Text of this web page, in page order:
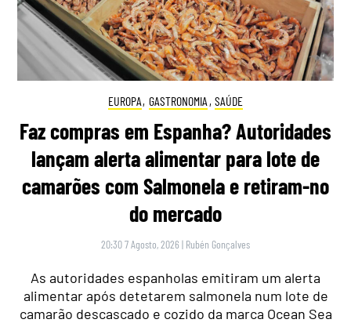
EUROPA, GASTRONOMIA , SAÚDE
Faz compras em Espanha? Autoridades
lançam alerta alimentar para lote de
camarões com Salmonela e retiram-no
do mercado
20:30 7 Agosto, 2026 | Rubén Gonçalves
As autoridades espanholas emitiram um alerta
alimentar após detetarem salmonela num lote de
camarão descascado e cozido da marca Ocean Sea